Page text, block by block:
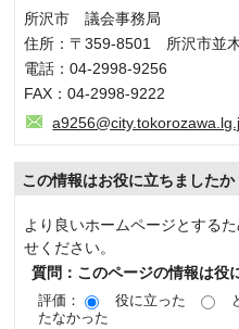
所沢市 議会事務局
住所：〒359-8501 所沢市並
電話：04-2998-9256
FAX：04-2998-9222
この情報はお役に立ちましたか
より良いホームページとする
せください。
質問：このページの情報は役
評価： 役に立った
たなかった